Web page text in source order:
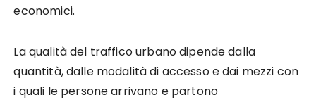
economici.
La qualità del traffico urbano dipende dalla
quantità, dalle modalità di accesso e dai mezzi con
i quali le persone arrivano e partono